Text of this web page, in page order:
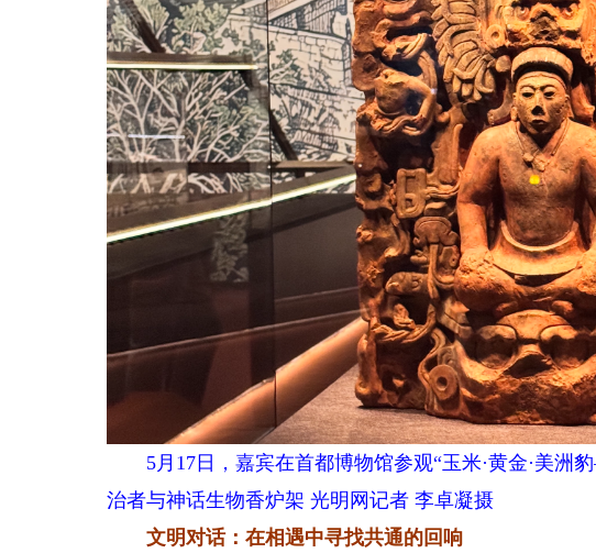
5月17日，嘉宾在首都博物馆参观“玉米·黄金·美
治者与神话生物香炉架 光明网记者 李卓凝摄
文明对话：在相遇中寻找共通的回响